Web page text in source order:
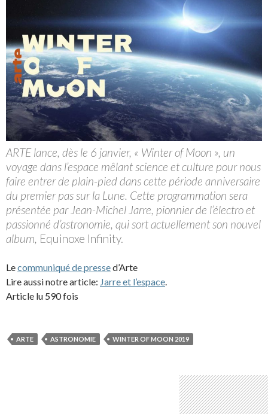
ARTE lance, dès le 6 janvier, « Winter of Moon », un
voyage dans l’espace mêlant science et culture pour nous
faire entrer de plain-pied dans cette période anniversaire
du premier pas sur la Lune. Cette programmation sera
présentée par Jean-Michel Jarre, pionnier de l’électro et
passionné d’astronomie, qui sort actuellement son nouvel
album, Equinoxe Infinity.
Lecommuniqué de pressed’Arte
Lire aussi notre article: Jarre et l’espace.
Article lu 590 fois
ARTE ASTRONOMIE WINTER OF MOON 2019